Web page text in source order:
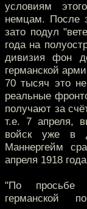
условиям
немцам. После
зато подул
года на
дивизия фон
германской
70 тысяч это
реальные
получают за
т.е. 7 апреля,
войск уже в
Маннергейм
апреля 1918
"По просьбе
германской